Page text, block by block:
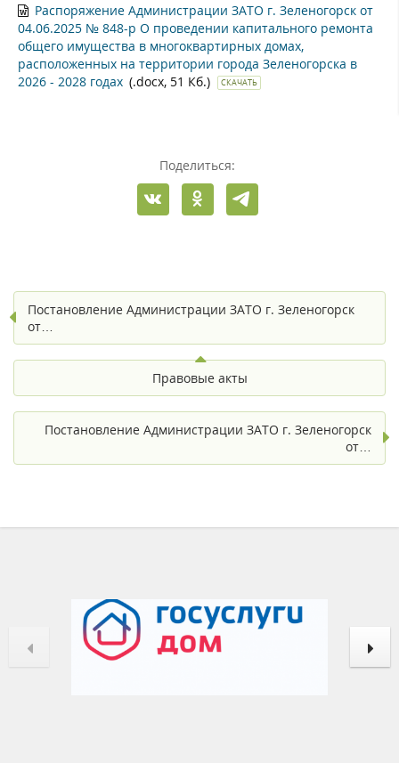
Распоряжение Администрации ЗАТО г. Зеленогорск от
04.06.2025 № 848-р О проведении капитального ремонта
общего имущества в многоквартирных домах,
расположенных на территории города Зеленогорска в
2026 - 2028 годах (.docx, 51 Кб.) СКАЧАТЬ
Поделиться:
Постановление Администрации ЗАТО г. Зеленогорск
от…
Правовые акты
Постановление Администрации ЗАТО г. Зеленогорск
от…